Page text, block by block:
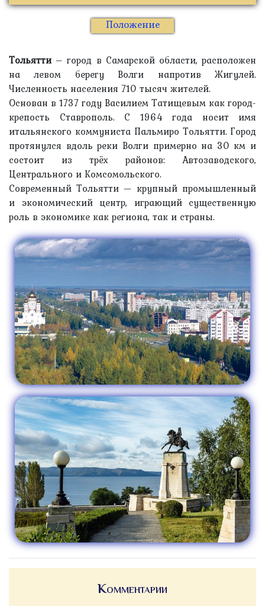
Положение
Тольятти– город в Самарской области, расположен
на левом берегу Волги напротив Жигулей.
Численность населения 710 тысяч жителей.
Основан в 1737 году Василием Татищевым как город-
крепость Ставрополь. С 1964 года носит имя
итальянского коммуниста Пальмиро Тольятти. Город
протянулся вдоль реки Волги примерно на 30 км и
состоит из трёх районов: Автозаводского,
Центрального и Комсомольского.
Современный Тольятти — крупный промышленный
и экономический центр, играющий существенную
роль в экономике как региона, так и страны.
Комментарии